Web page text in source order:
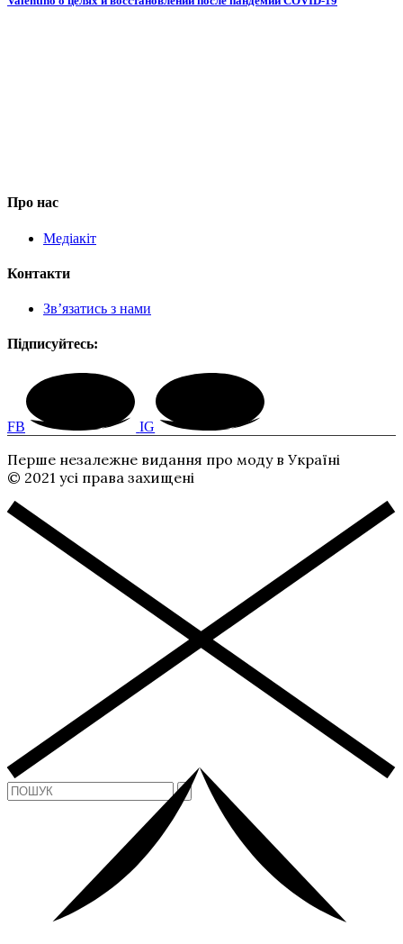
Про нас
Медіакіт
Контакти
Зв’язатись з нами
Підписуйтесь:
FB IG
Перше незалежне видання про моду в Україні
© 2021 усі права захищені